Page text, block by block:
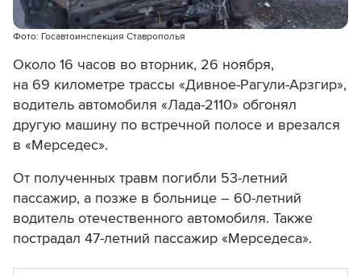
Фото: Госавтоинспекция Ставрополья
Около 16 часов во вторник, 26 ноября,
на 69 километре трассы «Дивное-Рагули-Арзгир»,
водитель автомобиля «Лада-2110» обгонял
другую машину по встречной полосе и врезался
в «Мерседес».
От полученных травм погибли 53-летний
пассажир, а позже в больнице – 60-летний
водитель отечественного автомобиля. Также
пострадал 47-летний пассажир «Мерседеса».